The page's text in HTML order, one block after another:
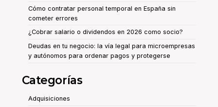
Cómo contratar personal temporal en España sin
cometer errores
¿Cobrar salario o dividendos en 2026 como socio?
Deudas en tu negocio: la vía legal para microempresas
y autónomos para ordenar pagos y protegerse
Categorías
Adquisiciones